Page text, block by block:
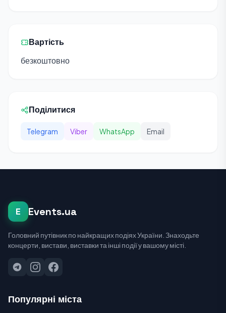
Вартість
безкоштовно
Поділитися
Telegram Viber WhatsApp Email
E Events.ua
Головний путівник по найкращих подіях України. Знаходьте
концерти, вистави, виставки та інші події у вашому місті.
Популярні міста